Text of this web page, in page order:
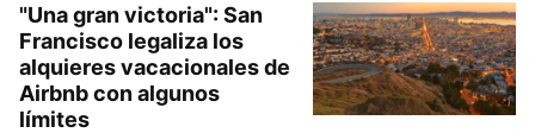
"Una gran victoria": San
Francisco legaliza los
alquieres vacacionales de
Airbnb con algunos
límites